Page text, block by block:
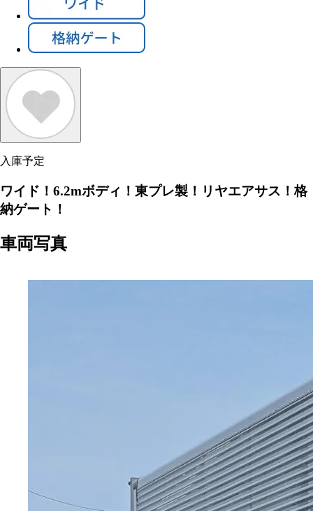
入庫予定
ワイド！6.2mボディ！東プレ製！リヤエアサス！格
納ゲート！
車両写真